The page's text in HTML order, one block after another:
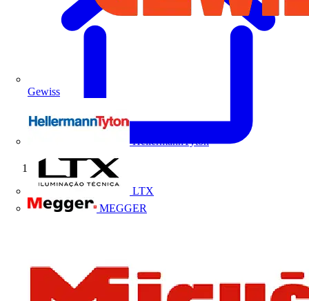
Gewiss
HellermannTyton
LTX
MEGGER
Início